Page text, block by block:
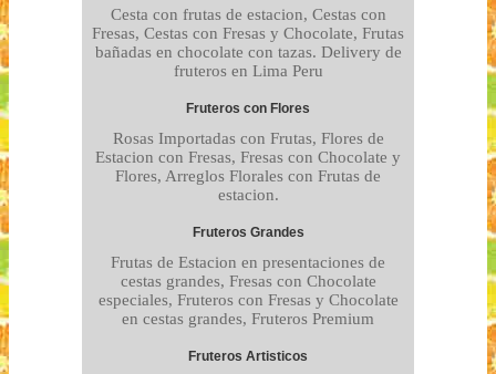
Cesta con frutas de estacion, Cestas con
Fresas, Cestas con Fresas y Chocolate, Frutas
bañadas en chocolate con tazas. Delivery de
fruteros en Lima Peru
Fruteros con Flores
Rosas Importadas con Frutas, Flores de
Estacion con Fresas, Fresas con Chocolate y
Flores, Arreglos Florales con Frutas de
estacion.
Fruteros Grandes
Frutas de Estacion en presentaciones de
cestas grandes, Fresas con Chocolate
especiales, Fruteros con Fresas y Chocolate
en cestas grandes, Fruteros Premium
Fruteros Artisticos